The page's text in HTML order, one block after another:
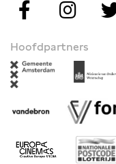
Hoofdpartners